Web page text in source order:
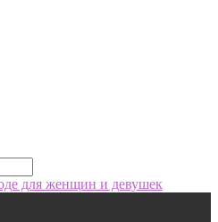
для женщин и девушек